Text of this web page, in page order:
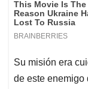
Su misión era
de este enemigo